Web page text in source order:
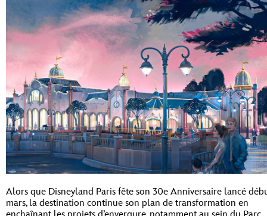
Alors que Disneyland Paris fête son 30e Anniversaire lancé
mars, la destination continue son plan de transformation en